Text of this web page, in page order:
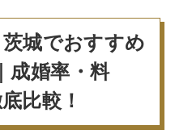
茨城でおすすめ
成婚率・料
比較！